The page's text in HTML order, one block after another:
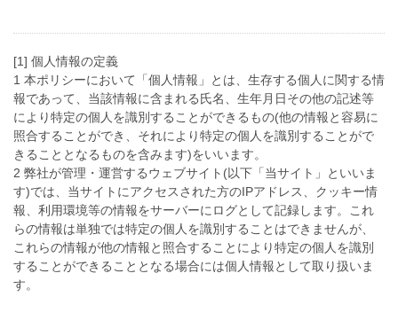
[1] 個人情報の定義
1 本ポリシーにおいて「個人情報」とは、生存する個人に関する情
報であって、当該情報に含まれる氏名、生年月日その他の記述等
により特定の個人を識別することができるもの(他の情報と容易に
照合することができ、それにより特定の個人を識別することがで
きることとなるものを含みます)をいいます。
2 弊社が管理・運営するウェブサイト(以下「当サイト」といいま
す)では、当サイトにアクセスされた方のIPアドレス、クッキー情
報、利用環境等の情報をサーバーにログとして記録します。これ
らの情報は単独では特定の個人を識別することはできませんが、
これらの情報が他の情報と照合することにより特定の個人を識別
することができることとなる場合には個人情報として取り扱いま
す。